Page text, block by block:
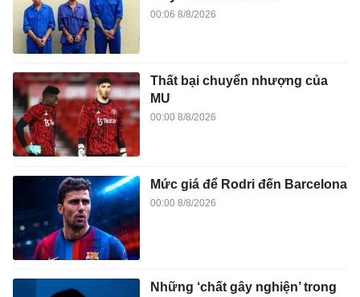
00:06 8/8/2026
Thất bại chuyển nhượng của
MU
00:00 8/8/2026
Mức giá để Rodri đến Barcelona
00:00 8/8/2026
Những ‘chất gây nghiện’ trong